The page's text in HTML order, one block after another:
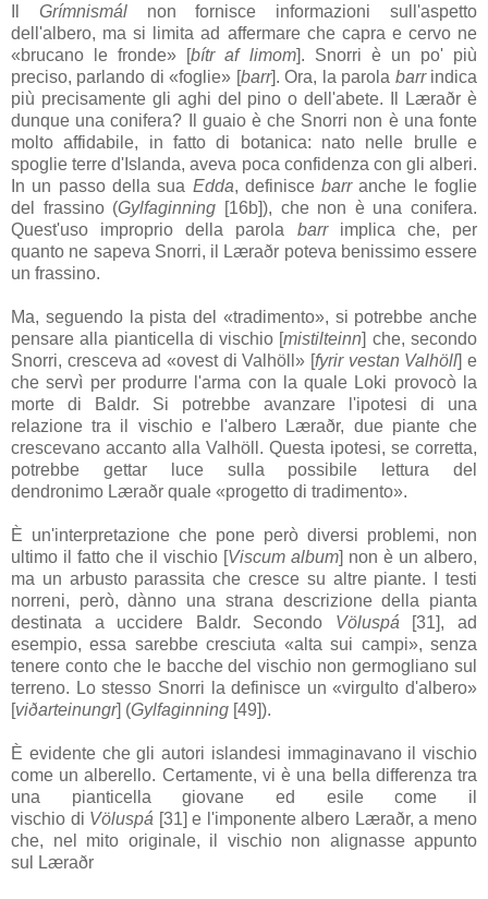
Grímnismál
non fornisce informazioni sull'aspetto
dell'albero, ma si limita ad affermare che capra e cervo ne
«brucano le fronde» [bítr af limom]. Snorri è un po' più
preciso, parlando di «foglie» [barr]. Ora, la parola barr indica
più precisamente gli aghi del pino o dell'abete. Il
Læraðrè
dunque una conifera? Il guaio è che Snorri non è una fonte
molto affidabile, in fatto di botanica: nato nelle brulle e
spoglie terre d'Islanda, aveva poca confidenza con gli alberi.
In un passo della sua Edda, definiscebarranche le foglie
del frassino (Gylfaginning [16b]), che non è una conifera.
Quest'uso improprio della parola barrimplica che, per
quanto ne sapeva Snorri, il
Læraðr poteva benissimo essere
un frassino.
Ma, seguendo la pista del «tradimento», si potrebbe anche
pensare alla pianticella di vischio [mistilteinn] che, secondo
Snorri, cresceva ad «ovest diValhöll» [fyrir vestan Valhöll] e
che servì per produrre l'arma con la quale Loki provocò la
morte di
Baldr. Si potrebbe avanzare l'ipotesi di una
relazione tra il vischio e l'albero
Læraðr, due piante che
crescevano accanto alla Valhöll . Questa ipotesi, se corretta,
potrebbe gettar luce sulla possibile lettura del
dendronimo Læraðr quale «progetto di tradimento».
È un'interpretazione che pone però diversi problemi, non
ultimo il fatto che il vischio [Viscum album] non è un albero,
ma un arbusto parassita che cresce su altre piante. I testi
norreni, però, dànno una strana descrizione della pianta
destinata a uccidere
Baldr. Secondo Völuspá [31], ad
esempio, essa sarebbe cresciuta «alta sui campi», senza
tenere conto che le bacche del vischio non germogliano sul
terreno. Lo stesso Snorri la definisce un «virgulto d'albero»
[viðarteinungr] (Gylfaginning [49]).
È evidente che gli autori islandesi immaginavano il vischio
come un alberello. Certamente, vi è una bella differenza tra
una pianticella giovane ed esile come il
vischio di Völuspá [31] e l'imponente albero Læraðr, a meno
che, nel mito originale, il vischio non alignasse appunto
sul
Læraðr